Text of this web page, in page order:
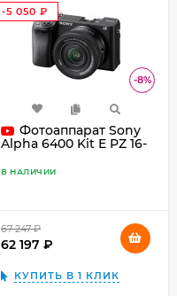
-8%
-5 050
₽
Фотоаппарат Sony
Alpha 6400 Kit E PZ 16-
чёрный
В НАЛИЧИИ
67 247
62 197
КУПИТЬ В 1 КЛИК